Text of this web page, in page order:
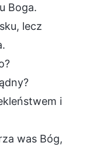
Boga.
lecz
i
was Bóg,